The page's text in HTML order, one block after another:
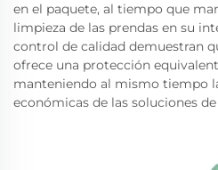
en el paquete, al tiempo que
limpieza de las prendas en su
control de calidad demuestran
ofrece una protección
manteniendo al mismo tiempo
económicas de las soluciones